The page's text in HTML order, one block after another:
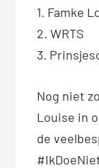
1. Famke
2. WRTS
3.
Nog niet
Louise in
de